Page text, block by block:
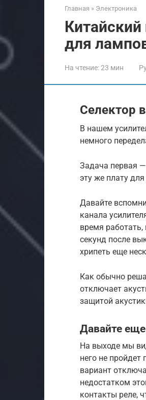
Главная » Электроника
для
На чтение:23 мин
Селектор
В нашем
немного
Задача первая —
эту же плату
Давайте
канала
время
секунд после
хрипеть еще
Как обычно
отключает
защитой
Давайте
На выходе мы
него не пройдет
вариант
недостатком
контакты реле,